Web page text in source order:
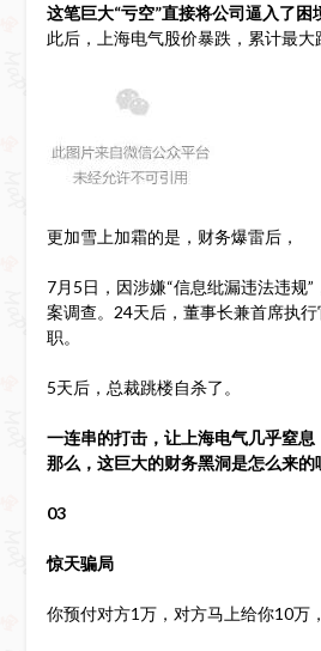
这笔巨大“亏空”直接将公司逼入了困
此后，上海电气股价暴跌，累计最大
更加雪上加霜的是，财务爆雷后，
7月5日，因涉嫌“信息纰漏违法违规
案调查。24天后，董事长兼首席执
职。
5天后，总裁跳楼自杀了。
一连串的打击，让上海电气几乎窒息
那么，这巨大的财务黑洞是怎么来的
03
惊天骗局
你预付对方1万，对方马上给你10万